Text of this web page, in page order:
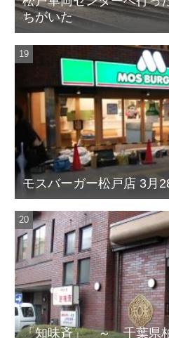
ちがいた
モスバーガー松戸店 3月
「知味斉」 ～ 千葉県